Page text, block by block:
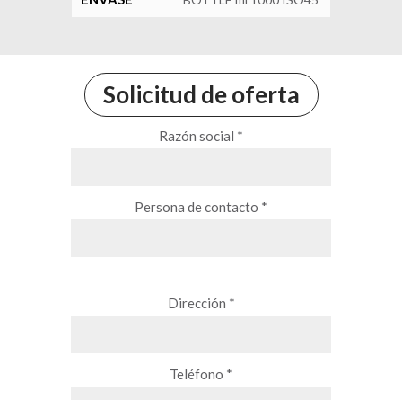
Solicitud de oferta
Razón social *
Persona de contacto *
Dirección *
Teléfono *